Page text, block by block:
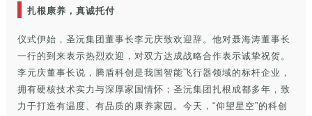
扎根康养，真诚托付
仪式伊始，圣沅集团董事长李元庆致欢迎辞。他对聂海涛董事长
一行的到来表示热烈欢迎，对双方达成战略合作表示诚挚祝贺。
李元庆董事长说，腾盾科创是我国智能飞行器领域的标杆企业，
拥有硬核技术实力与深厚家国情怀；圣沅集团扎根成都多年，致
力于打造有温度、有品质的康养家园。今天，“仰望星空”的科创